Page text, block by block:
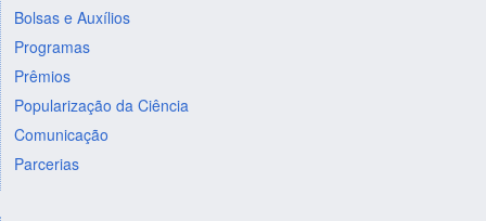
Bolsas e Auxílios
Programas
Prêmios
Popularização da Ciência
Comunicação
Parcerias